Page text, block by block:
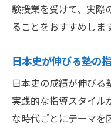
験授業を受けて、実際
ることをおすすめしま
日本史が伸びる塾の
日本史の成績が伸びる
実践的な指導スタイル
な時代ごとにテーマを